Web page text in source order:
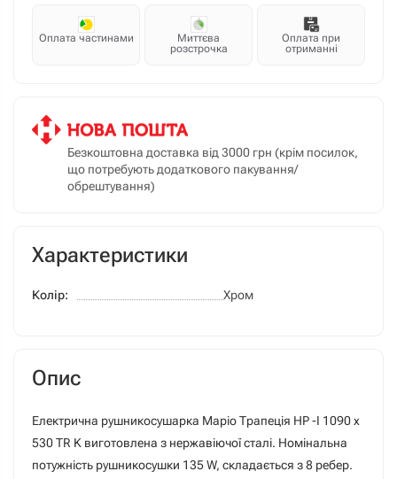
Оплата частинами
Миттєва
розстрочка
Оплата при
отриманні
Безкоштовна доставка від 3000 грн (крім посилок,
що потребують додаткового пакування/
обрештування)
Характеристики
Колір: Хром
Опис
Електрична рушникосушарка Маріо Трапеція HP -I 1090 x
530 TR K виготовлена з нержавіючої сталі. Номінальна
потужність рушникосушки 135 W, складається з 8 ребер.